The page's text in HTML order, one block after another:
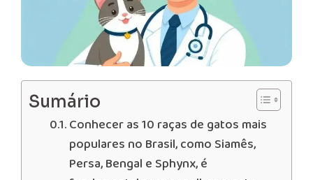
Sumário
Conhecer as 10 raças de gatos mais
populares no Brasil, como Siamês,
Persa, Bengal e Sphynx, é